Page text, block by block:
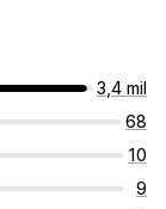
3,4 mil
68
10
9